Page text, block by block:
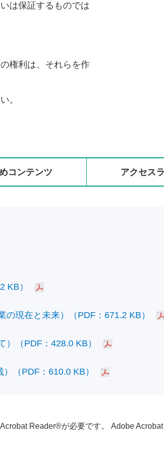
は保証するものでは
権利は、それらを作
。
コンテンツ アクセス
KB）
現在と未来）（PDF：671.2 KB）
（PDF：428.0 KB）
（PDF：610.0 KB）
Reader®が必要です。 Adobe Acrobat